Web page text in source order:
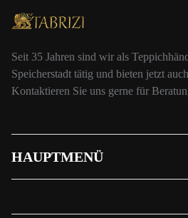
Seit 35 Jahren sind wir als
Speicherstadt tätig und bieten jetzt
Kontaktieren Sie uns gerne für
HAUPTMENÜ